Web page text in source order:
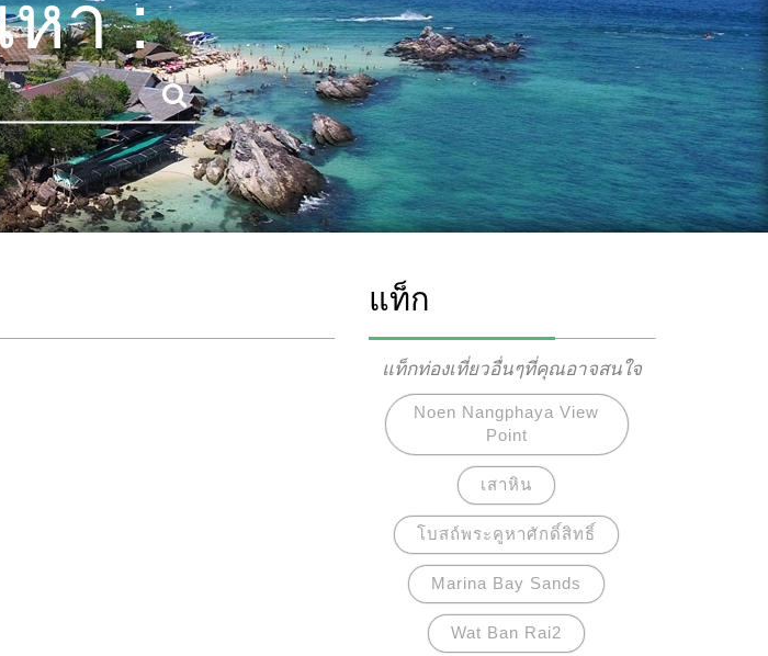
า :
แท็ก
แท็กท่องเที่ยวอื่นๆที่คุณอาจสนใจ
Noen Nangphaya View
Point
เสาหิน
โบสถ์พระคูหาศักดิ์สิทธิ์
Marina Bay Sands
Wat Ban Rai2